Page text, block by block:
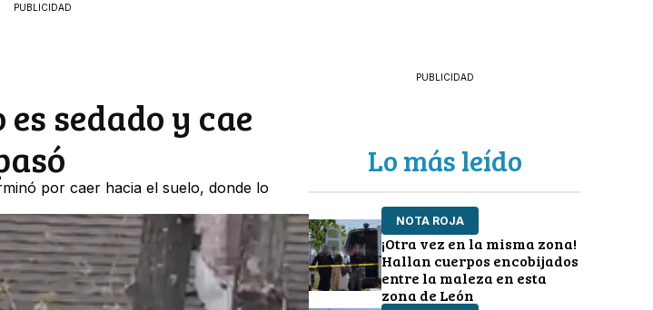
PUBLICIDAD
sedado y cae
por caer hacia el suelo, donde lo
PUBLICIDAD
Lo más leído
NOTA ROJA
¡Otra vez en la misma zona!
Hallan cuerpos encobijados
entre la maleza en esta
zona de León